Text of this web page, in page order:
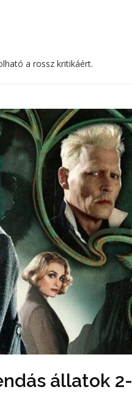
a rossz kritikáért.
állatok